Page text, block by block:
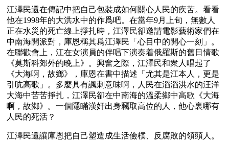
江澤民還在傳記中把自己包裝成如何關心人民的疾苦。看看
他在1998年的大洪水中的作爲吧。在當年9月上旬，無數人
正在水災的死亡線上掙扎時，江澤民卻邀請電影藝術家們在
中南海開派對，庫恩稱其爲江澤民「心目中的開心一刻」。
在聯歡會上，江在女演員的伴唱下演奏着俄羅斯的舊日情歌
《莫斯科郊外的晚上》。興奮之際，江澤民和衆人唱起了
《大海啊，故鄉》，庫恩在書中描述「尤其是江本人，更是
引吭高歌」。多麼具有諷刺意味啊，人民在滔滔洪水的汪洋
大海中苦苦掙扎，江澤民卻在中南海的溫柔鄉中高歌《大海
啊，故鄉》。一個隱瞞漢奸出身竊取高位的人，他心裏哪有
人民的死活？
江澤民還讓庫恩把自己塑造成生活儉樸、反腐敗的領頭人。